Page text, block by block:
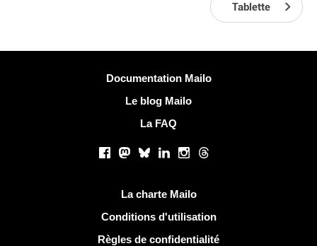
Tablette
Documentation Mailo
Le blog Mailo
La FAQ
Facebook
Mastodon
BlueskyLinkedInInstagram
Threads
La charte Mailo
Conditions d'utilisation
Règles de confidentialité